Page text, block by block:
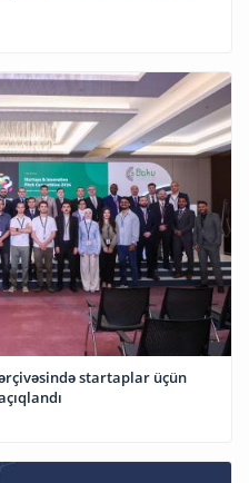
startaplar üçün